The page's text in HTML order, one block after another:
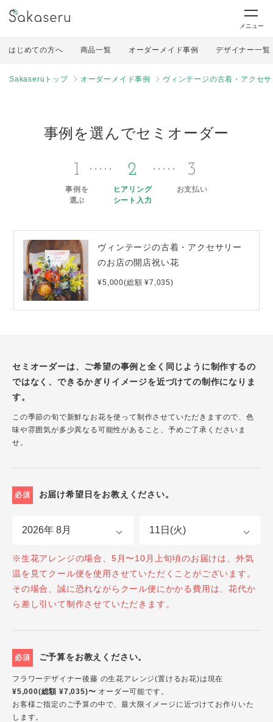
メニュー
はじめての方へ 商品一覧 オーダーメイド事例 デザイナー一覧
Sakaseruトップ オーダーメイド事例 ヴィンテージの古着・アクセ
事例を選んでセミオーダー
1
事例を
選ぶ
2
ヒアリング
シート入力
3
お支払い
ヴィンテージの古着・アクセサリー
のお店の開店祝い花
¥5,000(総額 ¥7,035)
セミオーダーは、ご希望の事例と全く同じように制作するの
ではなく、できるかぎりイメージを近づけての制作になりま
す。
この季節の旬で新鮮なお花を使って制作させていただきますので、色
味や雰囲気が多少異なる可能性があること、予めご了承くださいま
せ。
必須 お届け希望日をお教えください。
※生花アレンジの場合、5月〜10月上旬頃のお届けは、外気
温を見てクール便を使用させていただくことがございます。
その場合、誠に恐れながらクール便にかかる費用は、花代か
ら差し引いて制作させていただきます。
必須 ご予算をお教えください。
フラワーデザイナー後藤 の生花アレンジ(置けるお花)は現在
¥5,000(総額 ¥7,035)〜 オーダー可能です。
お客様ご指定のご予算の中で、最大限イメージに近づけてお作りいた
します。